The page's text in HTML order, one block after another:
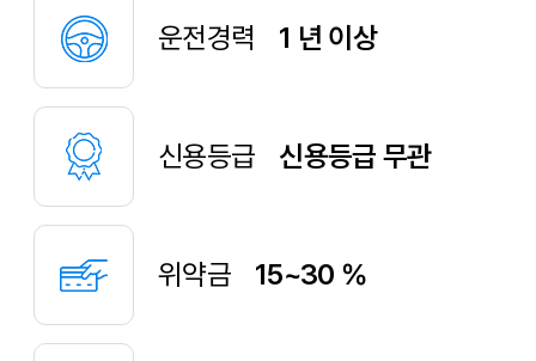
운전경력 1 년 이상
신용등급 신용등급 무관
위약금 15~30 %